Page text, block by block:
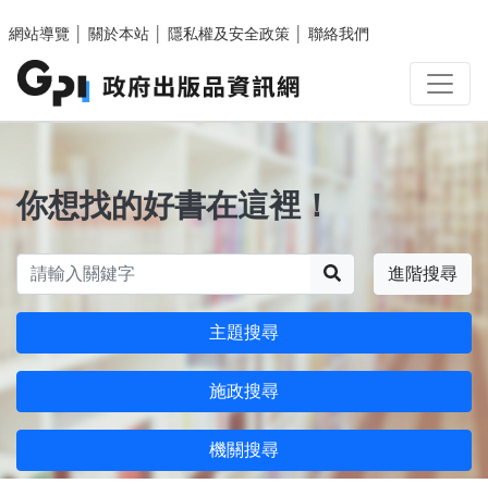
網站導覽
關於本站 隱私權及安全政策 聯絡我們
你想找的好書在這裡！
進階搜尋
主題搜尋
施政搜尋
機關搜尋